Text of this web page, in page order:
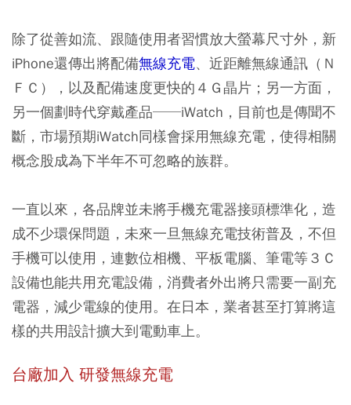
除了從善如流、跟隨使用者習慣放大螢幕尺寸外，新
iPhone還傳出將配備無線充電、近距離無線通訊（Ｎ
ＦＣ），以及配備速度更快的４Ｇ晶片；另一方面，
另一個劃時代穿戴產品──iWatch，目前也是傳聞不
斷，市場預期iWatch同樣會採用無線充電，使得相關
概念股成為下半年不可忽略的族群。
一直以來，各品牌並未將手機充電器接頭標準化，造
成不少環保問題，未來一旦無線充電技術普及，不但
手機可以使用，連數位相機、平板電腦、筆電等３Ｃ
設備也能共用充電設備，消費者外出將只需要一副充
電器，減少電線的使用。在日本，業者甚至打算將這
樣的共用設計擴大到電動車上。
台廠加入 研發無線充電